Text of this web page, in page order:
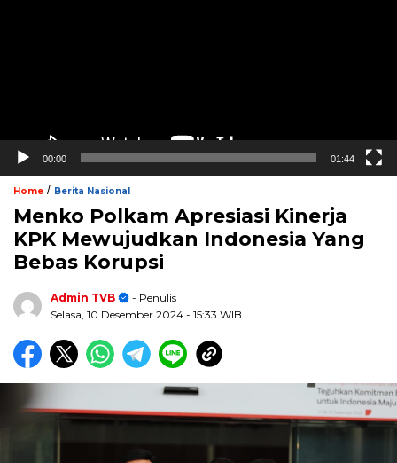
00:00 01:44
Home / Berita Nasional
Menko Polkam Apresiasi Kinerja
KPK Mewujudkan Indonesia Yang
Bebas Korupsi
Admin TVB
- Penulis
Selasa, 10 Desember 2024 - 15:33 WIB